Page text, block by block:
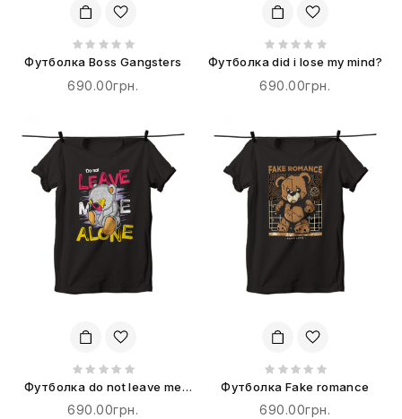
Футболка Boss Gangsters
690.00грн.
Футболка did i lose my mind?
690.00грн.
Футболка do not leave me
alone
690.00грн.
Футболка Fake romance
690.00грн.